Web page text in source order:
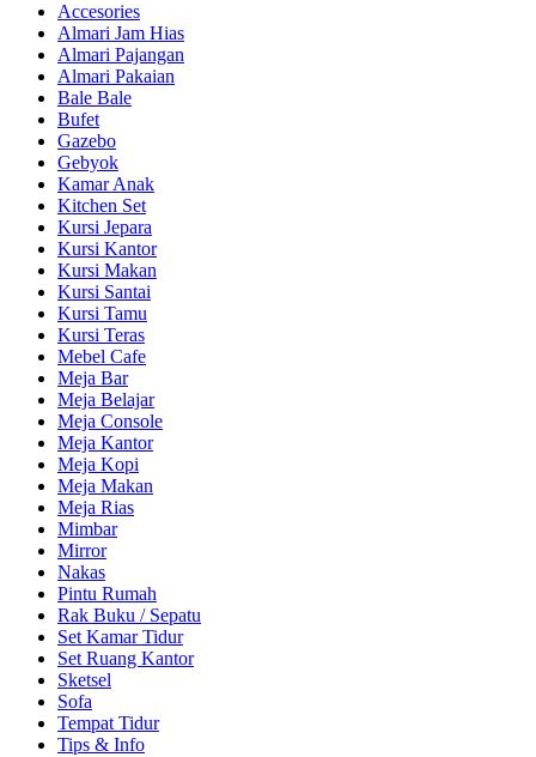
Accesories
Almari Jam Hias
Almari Pajangan
Almari Pakaian
Bale Bale
Bufet
Gazebo
Gebyok
Kamar Anak
Kitchen Set
Kursi Jepara
Kursi Kantor
Kursi Makan
Kursi Santai
Kursi Tamu
Kursi Teras
Mebel Cafe
Meja Bar
Meja Belajar
Meja Console
Meja Kantor
Meja Kopi
Meja Makan
Meja Rias
Mimbar
Mirror
Nakas
Pintu Rumah
Rak Buku / Sepatu
Set Kamar Tidur
Set Ruang Kantor
Sketsel
Sofa
Tempat Tidur
Tips & Info